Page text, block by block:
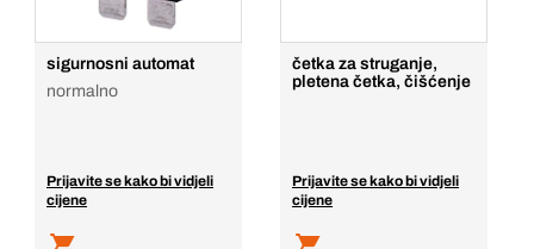
sigurnosni automat
normalno
Prijavite se kako bi vidjeli
cijene
četka za struganje,
pletena četka, čišćenje
Prijavite se kako bi vidjeli
cijene